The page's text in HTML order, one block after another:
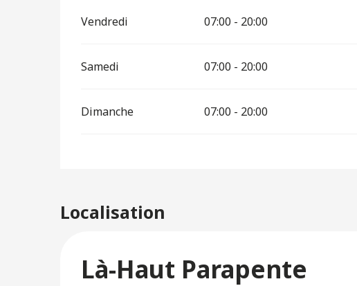
Vendredi 07:00 - 20:00
Samedi 07:00 - 20:00
Dimanche 07:00 - 20:00
Localisation
Là-Haut Parapente